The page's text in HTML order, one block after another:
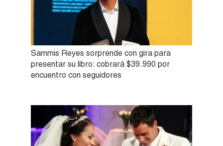
Sammis Reyes sorprende con gira para
presentar su libro: cobrará $39.990 por
encuentro con seguidores